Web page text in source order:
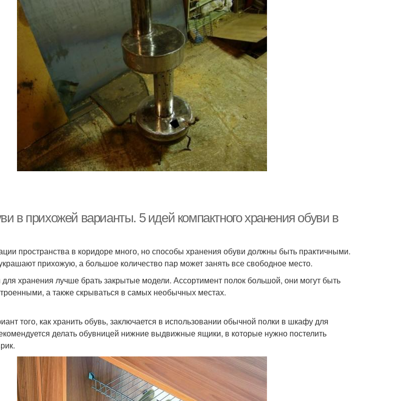
в прихожей варианты. 5 идей компактного хранения обуви в
пространства в коридоре много, но способы хранения обуви должны быть практичными.
прихожую, а большое количество пар может занять все свободное место.
хранения лучше брать закрытые модели. Ассортимент полок большой, они могут быть
а также скрываться в самых необычных местах.
того, как хранить обувь, заключается в использовании обычной полки в шкафу для
делать обувницей нижние выдвижные ящики, в которые нужно постелить